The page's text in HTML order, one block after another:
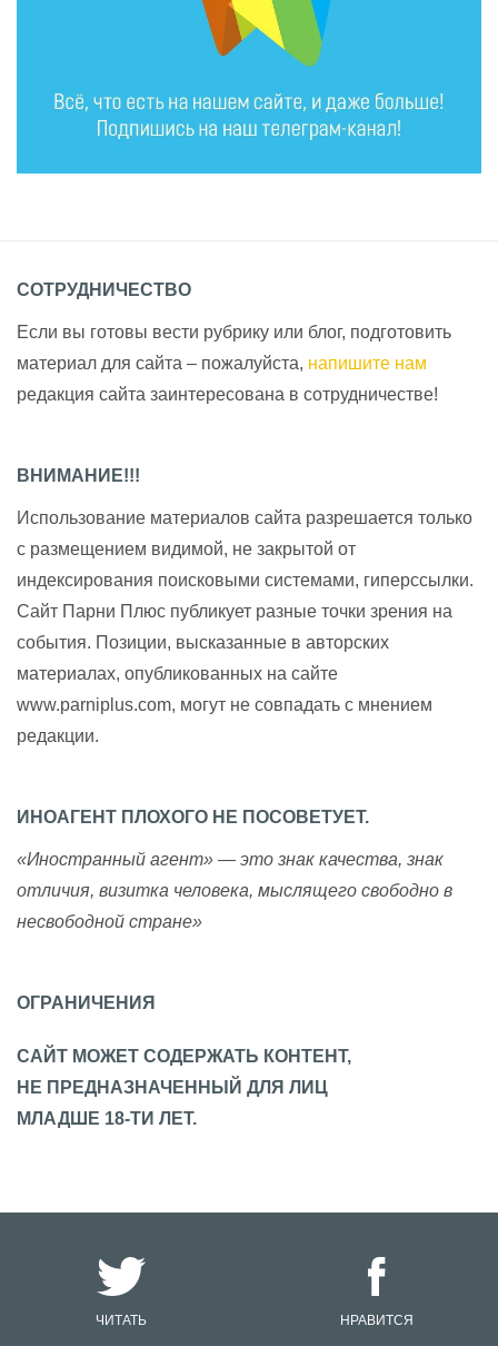
СОТРУДНИЧЕСТВО
Если вы готовы вести рубрику или блог, подготовить
материал для сайта – пожалуйста, напишите нам
редакция сайта заинтересована в сотрудничестве!
ВНИМАНИЕ!!!
Использование материалов сайта разрешается только
с размещением видимой, не закрытой от
индексирования поисковыми системами, гиперссылки.
Сайт Парни Плюс публикует разные точки зрения на
события. Позиции, высказанные в авторских
материалах, опубликованных на сайте
www.parniplus.com, могут не совпадать с мнением
редакции.
ИНОАГЕНТ ПЛОХОГО НЕ ПОСОВЕТУЕТ.
«Иностранный агент» — это знак качества, знак
отличия, визитка человека, мыслящего свободно в
несвободной стране»
ОГРАНИЧЕНИЯ
САЙТ МОЖЕТ СОДЕРЖАТЬ КОНТЕНТ,
НЕ ПРЕДНАЗНАЧЕННЫЙ ДЛЯ ЛИЦ
МЛАДШЕ 18-ТИ ЛЕТ.
ЧИТАТЬ НРАВИТСЯ